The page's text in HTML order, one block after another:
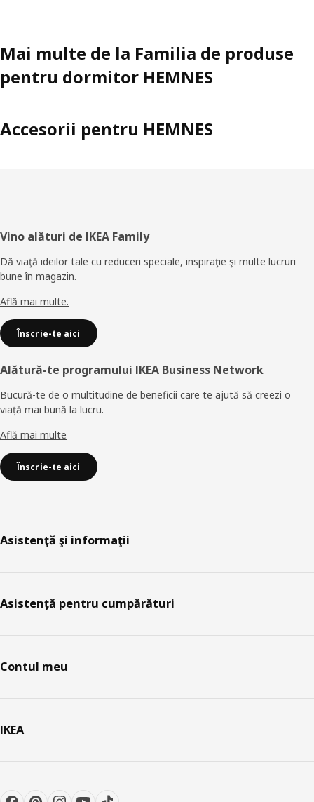
Mai multe de la Familia de produse
pentru dormitor HEMNES
Accesorii pentru HEMNES
Subsol
Vino alături de IKEA Family
Dă viaţă ideilor tale cu reduceri speciale, inspiraţie şi multe lucruri
bune în magazin.
Află mai multe.
Înscrie-te aici
Alătură-te programului IKEA Business Network
Bucură-te de o multitudine de beneficii care te ajută să creezi o
viață mai bună la lucru.
Află mai multe
Înscrie-te aici
Asistenţă şi informaţii
Asistență pentru cumpărături
Contul meu
IKEA